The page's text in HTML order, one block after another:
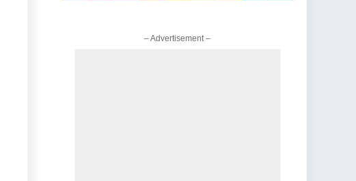
– Advertisement –